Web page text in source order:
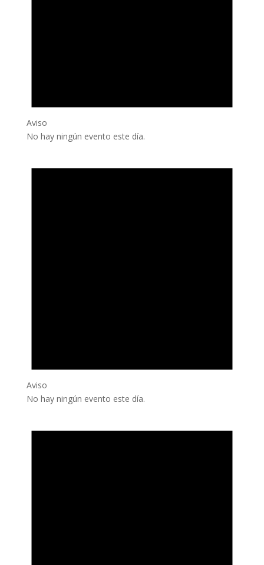
Aviso
No hay ningún evento este día.
Aviso
No hay ningún evento este día.